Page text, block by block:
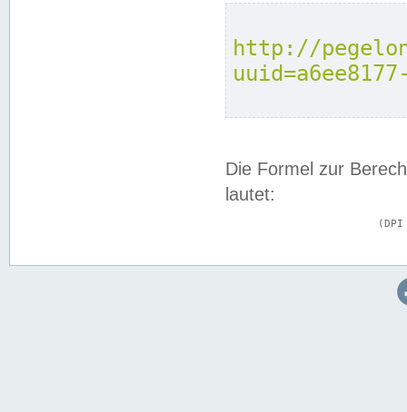
http://
Die Formel zur
lautet: